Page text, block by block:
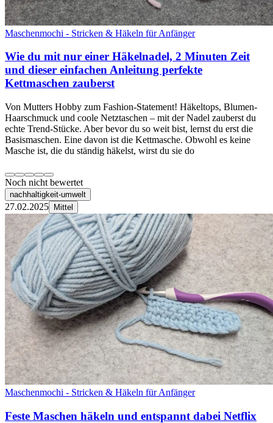
Maschenmochi - Stricken & Häkeln für Anfänger
Wie du mit nur einer Häkelnadel, 2 Minuten Zeit
und dieser einfachen Anleitung perfekte
Kettmaschen zauberst
Von Mutters Hobby zum Fashion-Statement! Häkeltops, Blumen-
Haarschmuck und coole Netztaschen – mit der Nadel zauberst du
echte Trend-Stücke. Aber bevor du so weit bist, lernst du erst die
Basismaschen. Eine davon ist die Kettmasche. Obwohl es keine
Masche ist, die du ständig häkelst, wirst du sie do
Noch nicht bewertet
nachhaltigkeit-umwelt
27.02.2025 Mittel
Maschenmochi - Stricken & Häkeln für Anfänger
Feste Maschen häkeln und entspannt dabei Netflix